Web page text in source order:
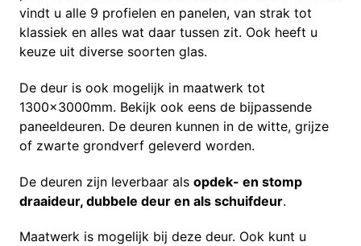
vindt u alle 9 profielen en panelen, van strak tot
klassiek en alles wat daar tussen zit. Ook heeft u
keuze uit diverse soorten glas.
De deur is ook mogelijk in maatwerk tot
1300x3000mm. Bekijk ook eens de bijpassende
paneeldeuren. De deuren kunnen in de witte, grijze
of zwarte grondverf geleverd worden.
De deuren zijn leverbaar als opdek- en stomp
draaideur, dubbele deur en als schuifdeur.
Maatwerk is mogelijk bij deze deur. Ook kunt u